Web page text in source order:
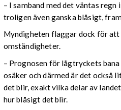
– I samband med det väntas
troligen även ganska blåsigt,
Myndigheten flaggar dock för
omständigheter.
– Prognosen för lågtryckets
osäker och därmed är det också
det blir, exakt vilka delar av
hur blåsigt det blir.